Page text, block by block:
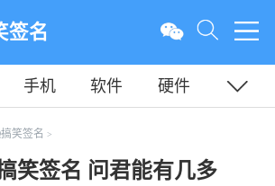
签名
手机 软件
硬件
服务器
笑签名 >
笑签名 问君能有几多